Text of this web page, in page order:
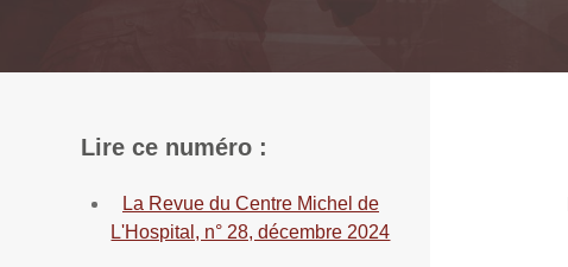
Lire ce numéro :
La Revue du Centre Michel de
L'Hospital, n° 28, décembre 2024